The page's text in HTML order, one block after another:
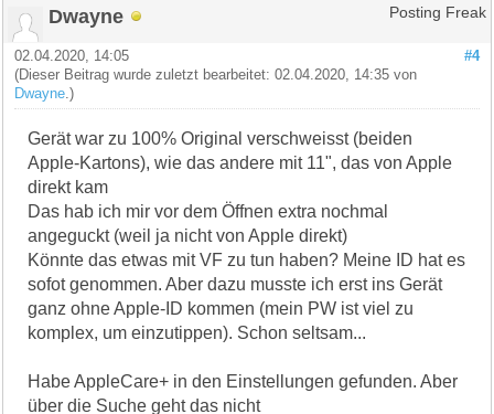
Dwayne Posting Freak
#4
02.04.2020, 14:05
(Dieser Beitrag wurde zuletzt bearbeitet: 02.04.2020, 14:35 von
Dwayne .)
Gerät war zu 100% Original verschweisst (beiden
Apple-Kartons), wie das andere mit 11", das von Apple
direkt kam
Das hab ich mir vor dem Öffnen extra nochmal
angeguckt (weil ja nicht von Apple direkt)
Könnte das etwas mit VF zu tun haben? Meine ID hat es
sofot genommen. Aber dazu musste ich erst ins Gerät
ganz ohne Apple-ID kommen (mein PW ist viel zu
komplex, um einzutippen). Schon seltsam...
Habe AppleCare+ in den Einstellungen gefunden. Aber
über die Suche geht das nicht